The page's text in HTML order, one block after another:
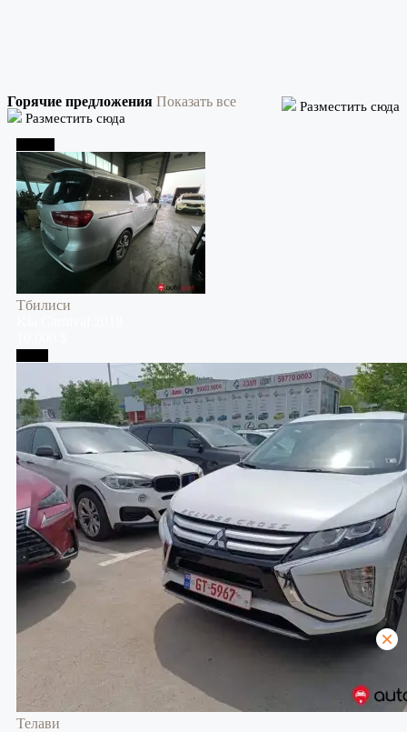
Горячие предложения Показать все
Разместить сюда
Разместить сюда
Тбилиси
Телави